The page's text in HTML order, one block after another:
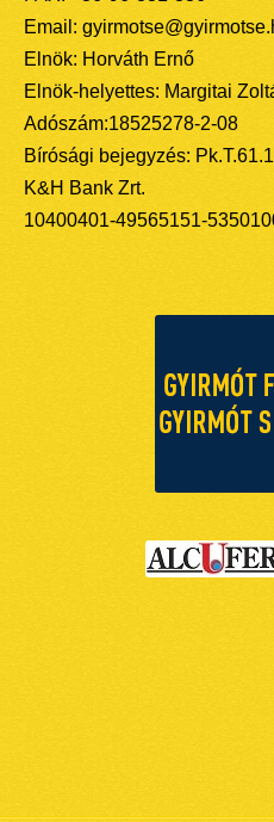
Email:
Elnök: Horváth Ernő
Elnök-helyettes: Margitai
Adószám:18525278-2-08
Bírósági bejegyzés:
K&H Bank Zrt.
10400401-49565151-